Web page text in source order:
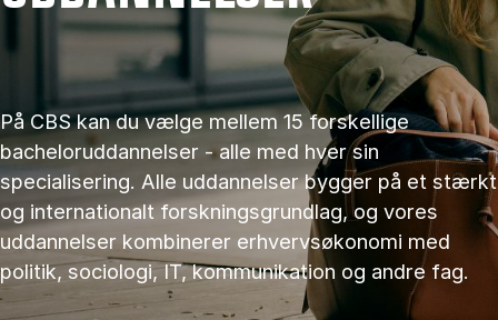
På CBS kan du vælge mellem 15 forskellige
bacheloruddannelser - alle med hver sin
specialisering. Alle uddannelser bygger på et stærkt
og internationalt forskningsgrundlag, og vores
uddannelser kombinerer erhvervsøkonomi med
politik, sociologi, IT, kommunikation og andre fag.